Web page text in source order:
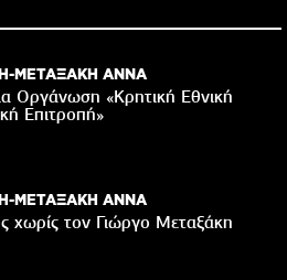
ΜΕΤΑΞΑΚΗ ΑΝΝΑ
Οργάνωση «Κρητική Εθνική
Eπιτροπή»
ΜΕΤΑΞΑΚΗ ΑΝΝΑ
χωρίς τον Γιώργο Μεταξάκη